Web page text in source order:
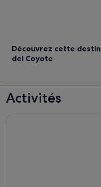
Découvrez cette
del Coyote
Activités